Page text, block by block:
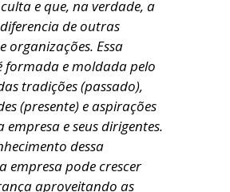
e que, na verdade, a
de outras
organizações. Essa
formada e moldada pelo
tradições (passado),
(presente) e aspirações
e seus dirigentes.
dessa
empresa pode crescer
aproveitando as